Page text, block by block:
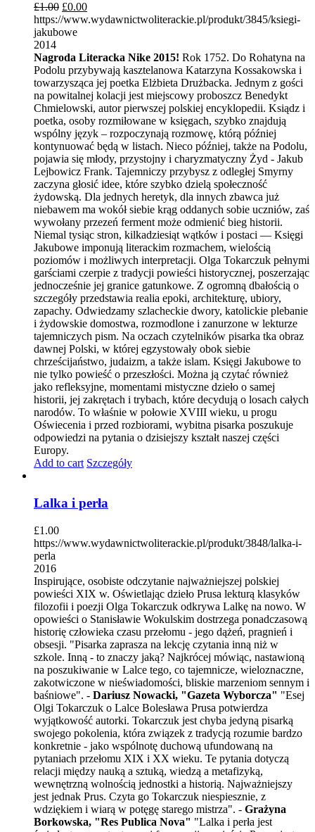
£1.00 £0.00
https://www.wydawnictwoliterackie.pl/produkt/3845/ksiegi-
jakubowe
2014
Nagroda Literacka Nike 2015! Rok 1752. Do Rohatyna na
Podolu przybywają kasztelanowa Katarzyna Kossakowska i
towarzysząca jej poetka Elżbieta Drużbacka. Jednym z gości
na powitalnej kolacji jest miejscowy proboszcz Benedykt
Chmielowski, autor pierwszej polskiej encyklopedii. Ksiądz i
poetka, osoby rozmiłowane w księgach, szybko znajdują
wspólny język – rozpoczynają rozmowę, którą później
kontynuować będą w listach. Nieco później, także na Podolu,
pojawia się młody, przystojny i charyzmatyczny Żyd - Jakub
Lejbowicz Frank. Tajemniczy przybysz z odległej Smyrny
zaczyna głosić idee, które szybko dzielą społeczność
żydowską. Dla jednych heretyk, dla innych zbawca już
niebawem ma wokół siebie krąg oddanych sobie uczniów, zaś
wywołany przezeń ferment może odmienić bieg historii.
Niemal tysiąc stron, kilkadziesiąt wątków i postaci — Księgi
Jakubowe imponują literackim rozmachem, wielością
poziomów i możliwych interpretacji. Olga Tokarczuk pełnymi
garściami czerpie z tradycji powieści historycznej, poszerzając
jednocześnie jej granice gatunkowe. Z ogromną dbałością o
szczegóły przedstawia realia epoki, architekturę, ubiory,
zapachy. Odwiedzamy szlacheckie dwory, katolickie plebanie
i żydowskie domostwa, rozmodlone i zanurzone w lekturze
tajemniczych pism. Na oczach czytelników pisarka tka obraz
dawnej Polski, w której egzystowały obok siebie
chrześcijaństwo, judaizm, a także islam. Księgi Jakubowe to
nie tylko powieść o przeszłości. Można ją czytać również
jako refleksyjne, momentami mistyczne dzieło o samej
historii, jej zakrętach i trybach, które decydują o losach całych
narodów. To właśnie w połowie XVIII wieku, u progu
Oświecenia i przed rozbiorami, wybitna pisarka poszukuje
odpowiedzi na pytania o dzisiejszy kształt naszej części
Europy.
Add to cart Szczegóły
Lalka i perła
£1.00
https://www.wydawnictwoliterackie.pl/produkt/3848/lalka-i-
perla
2016
Inspirujące, osobiste odczytanie najważniejszej polskiej
powieści XIX w. Oświetlając dzieło Prusa lekturą klasyków
filozofii i poezji Olga Tokarczuk odkrywa Lalkę na nowo. W
opowieści o Stanisławie Wokulskim dostrzega ponadczasową
historię człowieka czasu przełomu - jego dążeń, pragnień i
obsesji. "Pisarka zaprasza na lekcję czytania inną niż w
szkole. Inną - to znaczy jaką? Najkrócej mówiąc, nastawioną
na poszukiwanie w Lalce tego, co tajemnicze, wieloznaczne,
zakotwiczone w nieświadomości, bliskie marzeniom sennym i
baśniowe". - Dariusz Nowacki, "Gazeta Wyborcza" "Esej
Olgi Tokarczuk o Lalce Bolesława Prusa potwierdza
wyjątkowość autorki. Tokarczuk jest chyba jedyną pisarką
swojego pokolenia, która związek z tradycją rozumie bardzo
konkretnie - jako wspólnotę duchową ufundowaną na
pytaniach przełomu XIX i XX wieku. Te pytania dotyczą
relacji między nauką a sztuką, wiedzą a metafizyką,
wewnętrzną wolnością jednostki a historią. Najważniejszy
jest jednak Prus. Czyta go Tokarczuk niespiesznie, z
wdziękiem i wiarą w potęgę starego mistrza". - Grażyna
Borkowska, "Res Publica Nova" "Lalka i perła jest